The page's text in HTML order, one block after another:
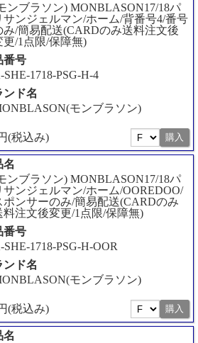
ンブラソン) MONBLASON17/18パ
サンジェルマン/ホーム/背番号4/番号
み/簡易配送(CARDのみ送料注文後
更/1点限/保障無)
番号
SHE-1718-PSG-H-4
ンド名
モンブラソン)
(税込み)
名
ンブラソン) MONBLASON17/18パ
サンジェルマン/ホーム/OOREDOO/
ポンサーのみ/簡易配送(CARDのみ
料注文後変更/1点限/保障無)
番号
SHE-1718-PSG-H-OOR
ンド名
モンブラソン)
(税込み)
名